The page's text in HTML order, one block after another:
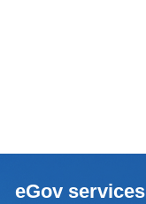
eGov services